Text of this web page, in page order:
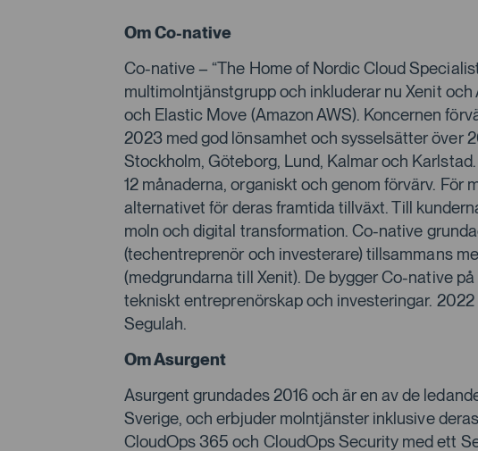
Om Co-native
Co-native – “The Home of Nordic Cloud
multimolntjänstgrupp och inkluderar nu Xenit
och Elastic Move (Amazon AWS). Koncernen
2023 med god lönsamhet och sysselsätter över
Stockholm, Göteborg, Lund, Kalmar och
12 månaderna, organiskt och genom förvärv.
alternativet för deras framtida tillväxt. Till
moln och digital transformation. Co-native
(techentreprenör och investerare) tillsammans
(medgrundarna till Xenit). De bygger Co-native
tekniskt entreprenörskap och investeringar.
Segulah.
Om Asurgent
Asurgent grundades 2016 och är en av de
Sverige, och erbjuder molntjänster inklusive
CloudOps 365 och CloudOps Security med ett